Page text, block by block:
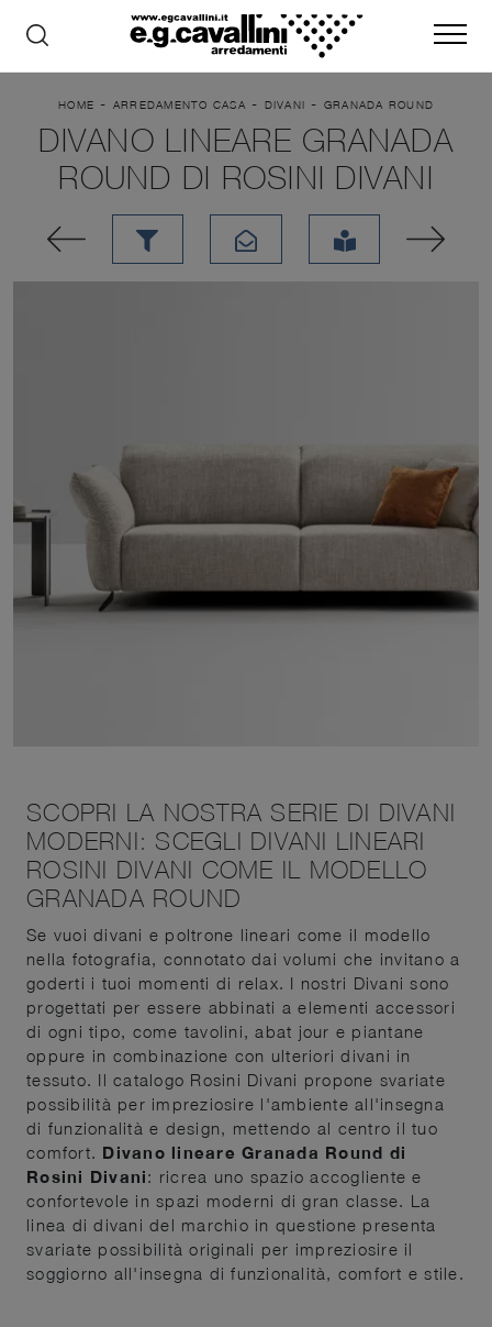
HOME - ARREDAMENTO CASA - DIVANI - GRANADA ROUND
DIVANO LINEARE GRANADA
ROUND DI ROSINI DIVANI
SCOPRI LA NOSTRA SERIE DI DIVANI
MODERNI: SCEGLI DIVANI LINEARI
ROSINI DIVANI COME IL MODELLO
GRANADA ROUND
Se vuoi divani e poltrone lineari come il modello
nella fotografia, connotato dai volumi che invitano a
goderti i tuoi momenti di relax. I nostri Divani sono
progettati per essere abbinati a elementi accessori
di ogni tipo, come tavolini, abat jour e piantane
oppure in combinazione con ulteriori divani in
tessuto. Il catalogo Rosini Divani propone svariate
possibilità per impreziosire l'ambiente all'insegna
di funzionalità e design, mettendo al centro il tuo
comfort. Divano lineare Granada Round di
Rosini Divani: ricrea uno spazio accogliente e
confortevole in spazi moderni di gran classe. La
linea di divani del marchio in questione presenta
svariate possibilità originali per impreziosire il
soggiorno all'insegna di funzionalità, comfort e stile.